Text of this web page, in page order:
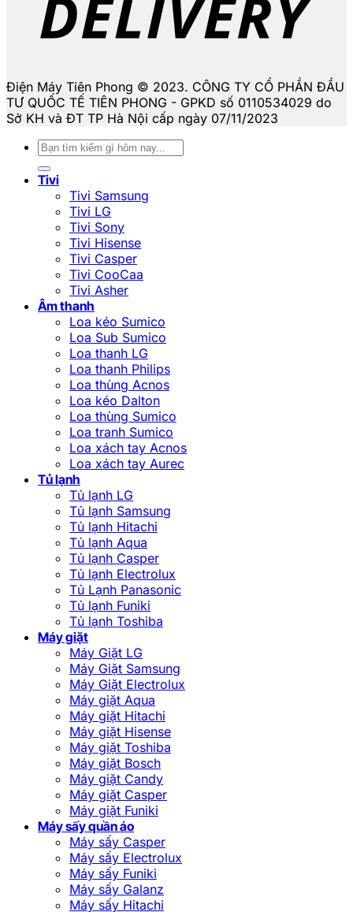
Điện Máy Tiên Phong © 2023. CÔNG TY CỔ PHẦN ĐẦU
TƯ QUỐC TẾ TIÊN PHONG - GPKD số 0110534029 do
Sở KH và ĐT TP Hà Nội cấp ngày 07/11/2023
Tìm
kiếm:
Tivi
Tivi Samsung
Tivi LG
Tivi Sony
Tivi Hisense
Tivi Casper
Tivi CooCaa
Tivi Asher
Âm thanh
Loa kéo Sumico
Loa Sub Sumico
Loa thanh LG
Loa thanh Philips
Loa thùng Acnos
Loa kéo Dalton
Loa thùng Sumico
Loa tranh Sumico
Loa xách tay Acnos
Loa xách tay Aurec
Tủ lạnh
Tủ lạnh LG
Tủ lạnh Samsung
Tủ lạnh Hitachi
Tủ lạnh Aqua
Tủ lạnh Casper
Tủ lạnh Electrolux
Tủ Lạnh Panasonic
Tủ lạnh Funiki
Tủ lạnh Toshiba
Máy giặt
Máy Giặt LG
Máy Giặt Samsung
Máy Giặt Electrolux
Máy giặt Aqua
Máy giặt Hitachi
Máy giặt Hisense
Máy giặt Toshiba
Máy giặt Bosch
Máy giặt Candy
Máy giặt Casper
Máy giặt Funiki
Máy sấy quần áo
Máy sấy Casper
Máy sấy Electrolux
Máy sấy Funiki
Máy sấy Galanz
Máy sấy Hitachi